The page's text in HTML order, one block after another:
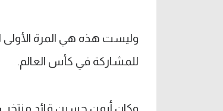
وليست هذه هي المرة الأولى
للمشاركة في كأس العالم.